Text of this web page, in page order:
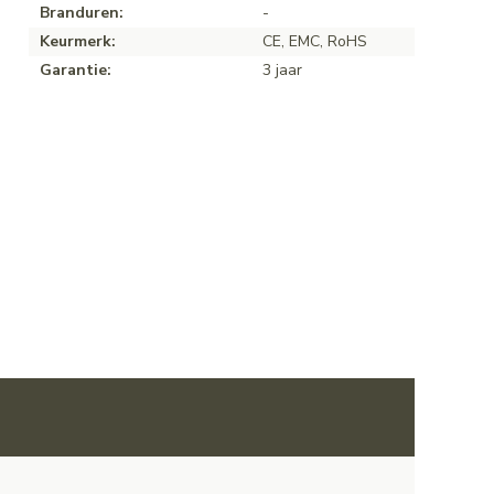
Branduren:
-
Keurmerk:
CE, EMC, RoHS
Garantie:
3 jaar